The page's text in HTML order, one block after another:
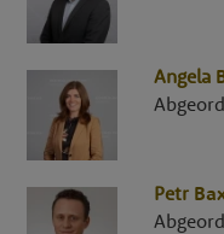
Angela
Petr